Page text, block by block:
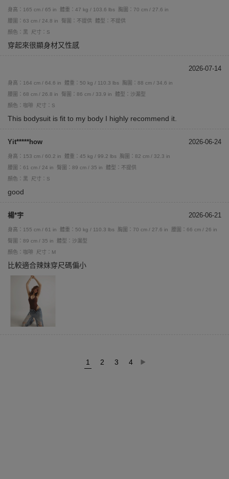
身高：165 cm / 65 in 體重：47 kg / 103.6 lbs
胸圍：70 cm / 27.6 in
腰圍：63 cm / 24.8 in
臀圍：不提供
體型：不提供
顏色：黑
尺寸：S
穿起來很顯身材又性感
2026-07-14
身高：164 cm / 64.6 in 體重：50 kg / 110.3 lbs
胸圍：88 cm / 34.6 in
腰圍：68 cm / 26.8 in
臀圍：86 cm / 33.9 in
體型：沙漏型
顏色：咖啡
尺寸：S
This bodysuit is fit to my body I highly recommend it.
Yit*****how 2026-06-24
身高：153 cm / 60.2 in 體重：45 kg / 99.2 lbs
胸圍：82 cm / 32.3 in
腰圍：61 cm / 24 in
臀圍：89 cm / 35 in
體型：不提供
顏色：黑
尺寸：S
good
楊*宇 2026-06-21
身高：155 cm / 61 in 體重：50 kg / 110.3 lbs 胸圍：70 cm / 27.6 in
腰圍：66 cm / 26 in
臀圍：89 cm / 35 in
體型：沙漏型
顏色：咖啡
尺寸：M
比較適合辣妹穿尺碼偏小
1 2 3 4